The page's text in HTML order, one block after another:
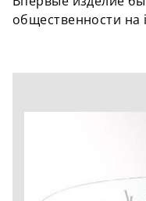
общественности на